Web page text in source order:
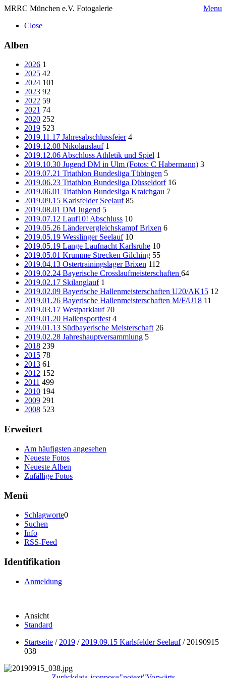
MRRC München e.V. Fotogalerie
Menu
Close
Alben
2026 1
2025 42
2024 101
2023 92
2022 59
2021 74
2020 252
2019 523
2019.11.17 Jahresabschlussfeier 4
2019.12.08 Nikolauslauf 1
2019.12.06 Abschluss Athletik und Spiel 1
2019.10.30 Jugend DM in Ulm (Fotos: C Habermann) 3
2019.07.21 Triathlon Bundesliga Tübingen 5
2019.06.23 Triathlon Bundesliga Düsseldorf 16
2019.06.01 Triathlon Bundesliga Kraichgau 7
2019.09.15 Karlsfelder Seelauf 85
2019.08.01 DM Jugend 5
2019.07.12 Lauf10! Abschluss 10
2019.05.26 Ländervergleichskampf Brixen 6
2019.05.19 Wesslinger Seelauf 10
2019.05.19 Lange Laufnacht Karlsruhe 10
2019.05.01 Krumme Strecken Gilching 55
2019.04.13 Ostertrainingslager Brixen 112
2019.02.24 Bayerische Crosslaufmeisterschaften 64
2019.02.17 Skilanglauf 1
2019.02.09 Bayerische Hallenmeisterschaften U20/AK15 12
2019.01.26 Bayerische Hallenmeisterschaften M/F/U18 11
2019.03.17 Westparklauf 70
2019.01.20 Hallensportfest 4
2019.01.13 Südbayerische Meisterschaft 26
2019.02.28 Jahreshauptversammlung 5
2018 239
2015 78
2013 61
2012 152
2011 499
2010 194
2009 291
2008 523
Erweitert
Am häufigsten angesehen
Neueste Fotos
Neueste Alben
Zufällige Fotos
Menü
Schlagworte0
Suchen
Info
RSS-Feed
Identifikation
Anmeldung
Ansicht
Standard
Startseite / 2019 / 2019.09.15 Karlsfelder Seelauf/ 20190915
038